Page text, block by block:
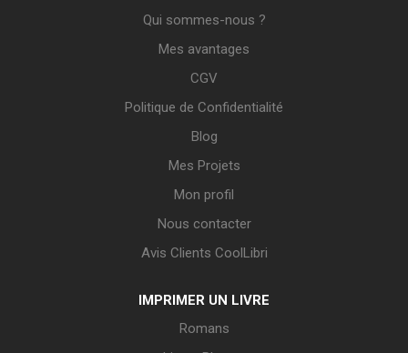
Qui sommes-nous ?
Mes avantages
CGV
Politique de Confidentialité
Blog
Mes Projets
Mon profil
Nous contacter
Avis Clients CoolLibri
IMPRIMER UN LIVRE
Romans